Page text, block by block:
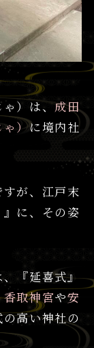
ゃ）は、成田
ゃ）に境内社
が、江戸末
に、その姿
『延喜式』
香取神宮や安
高い神社の